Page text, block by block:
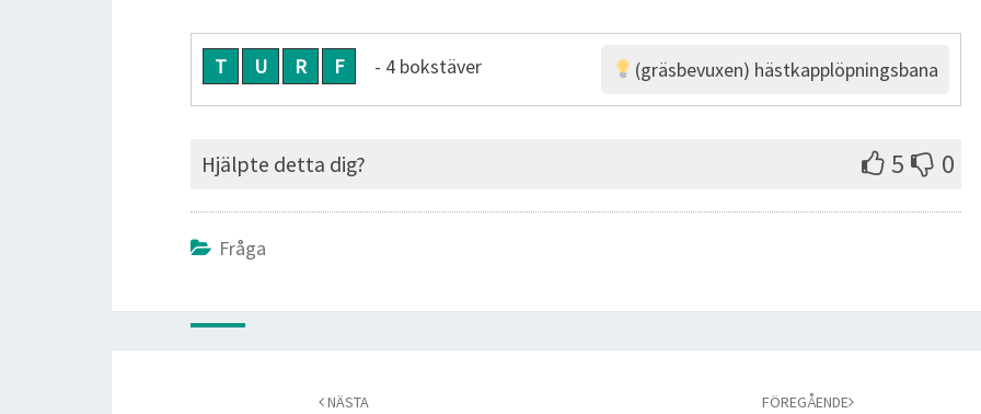
T U R F - 4 bokstäver (gräsbevuxen) hästkapplöpningsbana
Hjälpte detta dig? 5 0
Fråga
NÄSTA FÖREGÅENDE